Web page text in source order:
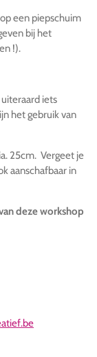
een piepschuim
bij het
!).
iets
het gebruik van
25cm. Vergeet je
aanschafbaar in
deze workshop